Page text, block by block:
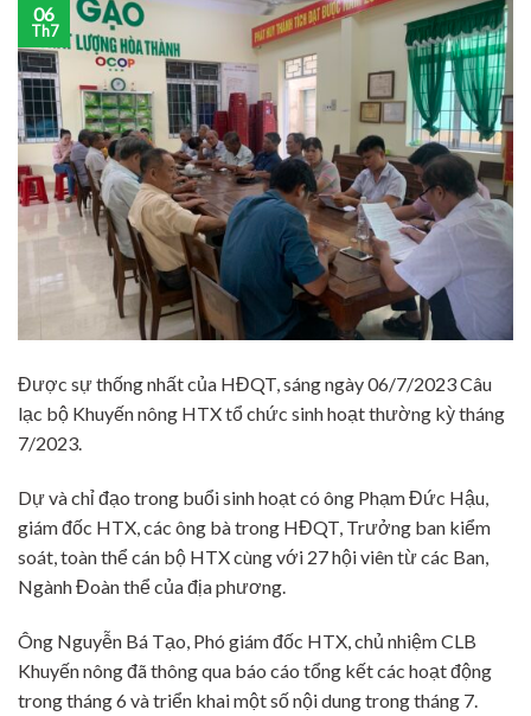
06
Th7
Được sự thống nhất của HĐQT, sáng ngày 06/7/2023 Câu
lạc bộ Khuyến nông HTX tổ chức sinh hoạt thường kỳ tháng
7/2023.
Dự và chỉ đạo trong buổi sinh hoạt có ông Phạm Đức Hậu,
giám đốc HTX, các ông bà trong HĐQT, Trưởng ban kiểm
soát, toàn thể cán bộ HTX cùng với 27 hội viên từ các Ban,
Ngành Đoàn thể của địa phương.
Ông Nguyễn Bá Tạo, Phó giám đốc HTX, chủ nhiệm CLB
Khuyến nông đã thông qua báo cáo tổng kết các hoạt động
trong tháng 6 và triển khai một số nội dung trong tháng 7.